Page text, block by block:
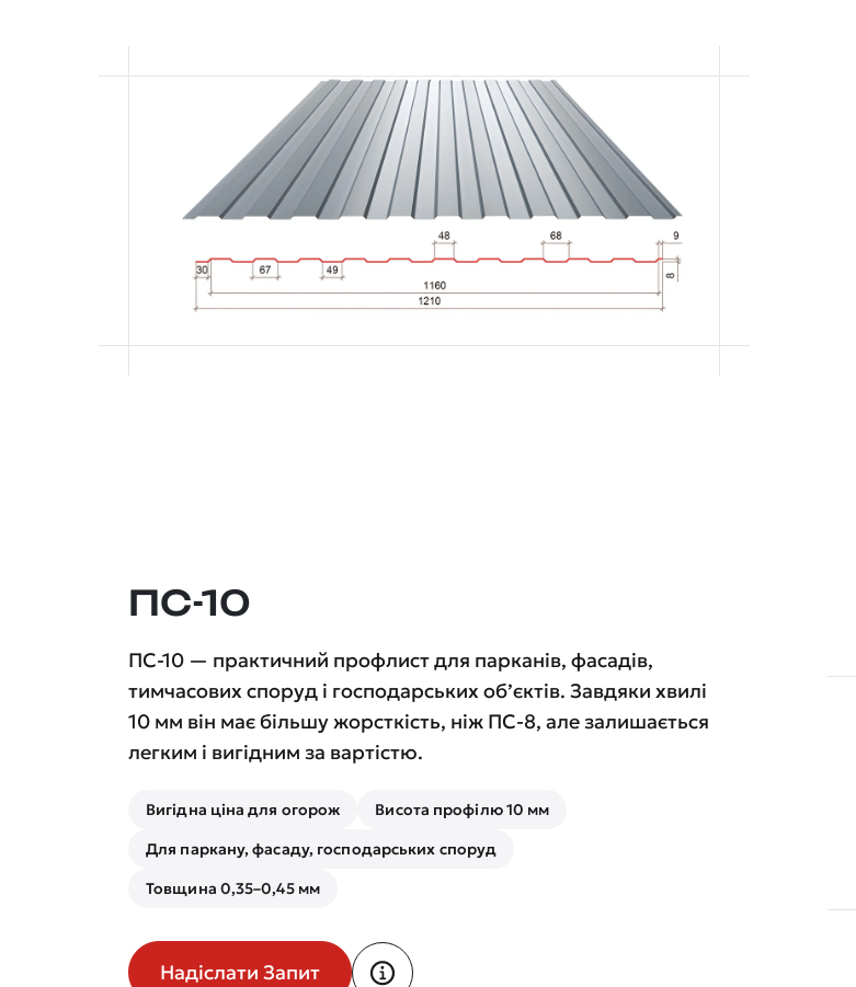
ПС-10
ПС-10 — практичний профлист для парканів, фасадів,
тимчасових споруд і господарських об’єктів. Завдяки хвилі
10 мм він має більшу жорсткість, ніж ПС-8, але залишається
легким і вигідним за вартістю.
Вигідна ціна для огорож
Висота профілю 10 мм
Для паркану, фасаду, господарських споруд
Товщина 0,35–0,45 мм
Надіслати Запит